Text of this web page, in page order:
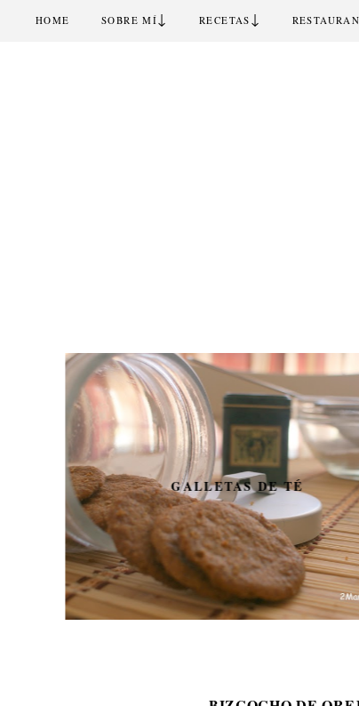
HOME SOBRE MÍ↓ RECETAS ↓
GALLETAS DE TÉ